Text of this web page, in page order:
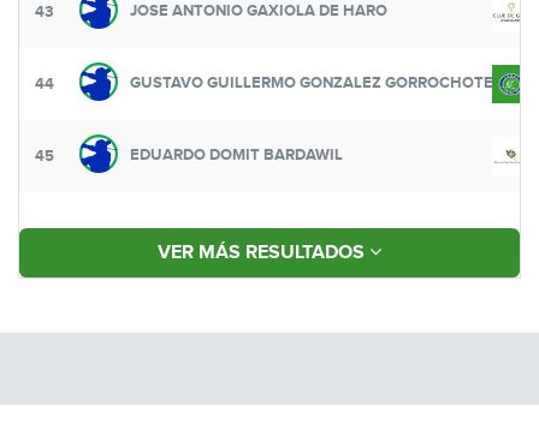
43 JOSE ANTONIO GAXIOLA DE HARO
44 GUSTAVO GUILLERMO GONZALEZ GORROCHOTEGUI
45 EDUARDO DOMIT BARDAWIL
VER MÁS RESULTADOS